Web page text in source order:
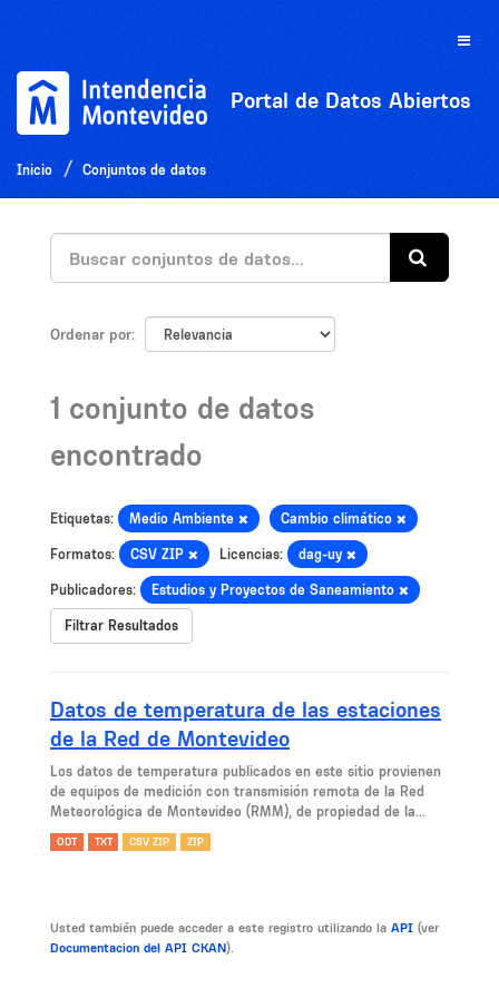
Toggle
Portal de Datos Abiertos
Inicio Conjuntos de datos
Ordenar por
1 conjunto de datos
encontrado
Etiquetas: Medio Ambiente Cambio climático
Formatos: CSV ZIP Licencias: dag-uy
Publicadores: Estudios y Proyectos de Saneamiento
Filtrar Resultados
Datos de temperatura de las estaciones
de la Red de Montevideo
Los datos de temperatura publicados en este sitio provienen
de equipos de medición con transmisión remota de la Red
Meteorológica de Montevideo (RMM), de propiedad de la...
ODT TXT CSV ZIP ZIP
Usted también puede acceder a este registro utilizando la API (ver
Documentacion del API CKAN).